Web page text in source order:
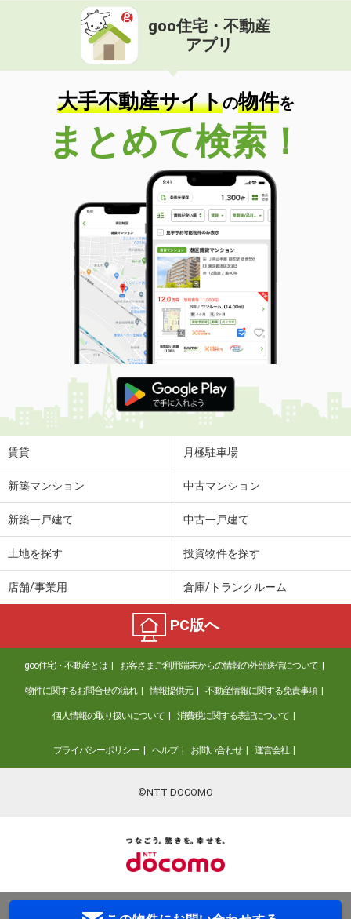
goo住宅・不動産
アプリ
大手不動産サイトの物件を
まとめて検索！
賃貸 月極駐車場
新築マンション 中古マンション
新築一戸建て 中古一戸建て
土地を探す 投資物件を探す
店舗/事業用 倉庫/トランクルーム
PC版へ
goo住宅・不動産とは お客さまご利用端末からの情報の外部送信について
物件に関するお問合せの流れ 情報提供元 不動産情報に関する免責事項
個人情報の取り扱いについて 消費税に関する表記について
プライバシーポリシー ヘルプ お問い合わせ 運営会社
©NTT DOCOMO